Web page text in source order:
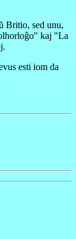
Britio, sed unu,
kaj "La
esti iom da